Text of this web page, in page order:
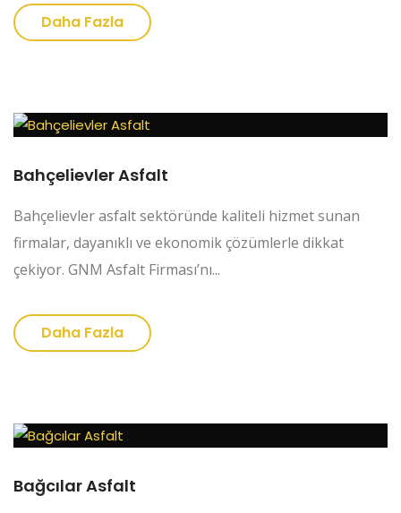
Daha Fazla
Bahçelievler Asfalt
Bahçelievler asfalt sektöründe kaliteli hizmet sunan
firmalar, dayanıklı ve ekonomik çözümlerle dikkat
çekiyor. GNM Asfalt Firması’nı...
Daha Fazla
Bağcılar Asfalt